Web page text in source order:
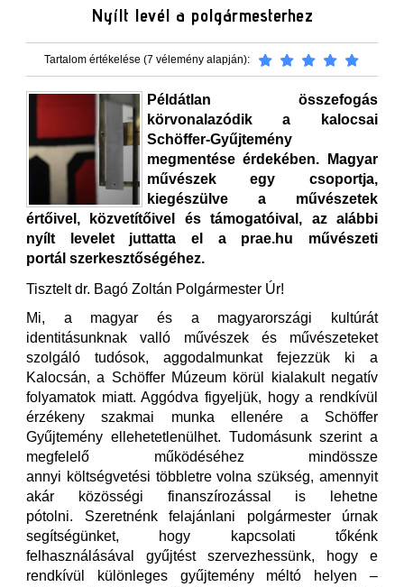
Nyílt levél a polgármesterhez
Tartalom értékelése (7 vélemény alapján):
Példátlan összefogás
körvonalazódik a kalocsai
Schöffer-Gyűjtemény
megmentése érdekében. Magyar
művészek egy csoportja,
kiegészülve a művészetek
értőivel, közvetítőivel és támogatóival, az alábbi
nyílt levelet juttatta el a prae.hu művészeti
portál szerkesztőségéhez.
Tisztelt dr. Bagó Zoltán Polgármester Úr!
Mi, a magyar és a magyarországi kultúrát
identitásunknak valló művészek és művészeteket
szolgáló tudósok, aggodalmunkat fejezzük ki a
Kalocsán, a Schöffer Múzeum körül kialakult negatív
folyamatok miatt. Aggódva figyeljük, hogy a rendkívül
érzékeny szakmai munka ellenére a Schöffer
Gyűjtemény ellehetetlenülhet. Tudomásunk szerint a
megfelelő működéséhez mindössze
annyi költségvetési többletre volna szükség, amennyit
akár közösségi finanszírozással is lehetne
pótolni. Szeretnénk felajánlani polgármester úrnak
segítségünket, hogy kapcsolati tőkénk
felhasználásával gyűjtést szervezhessünk, hogy e
rendkívül különleges gyűjtemény méltó helyen –